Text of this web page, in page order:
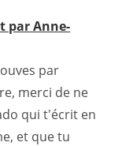
par Anne-
par
merci de ne
qui t'écrit en
et que tu